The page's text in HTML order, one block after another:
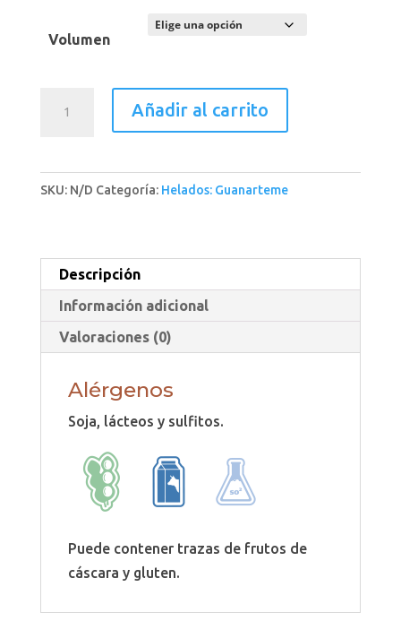
10,50€
Volumen
*
cantidad
Añadir al carrito
SKU: N/D Categoría: Helados: Guanarteme
Descripción
Información adicional
Valoraciones (0)
Alérgenos
Soja, lácteos y sulfitos.
Puede contener trazas de frutos de
cáscara y gluten.